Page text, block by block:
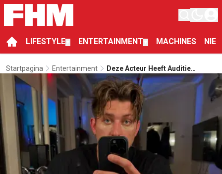
LIFESTYLE ENTERTAINMENT MACHINES
Startpagina Entertainment
Deze Acteur Heeft Auditie
Gedaan Voor De Rol Van James
Bond